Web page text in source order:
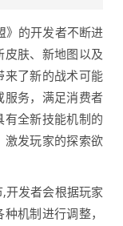
》的开发者不断进
肤、新地图以及
来了新的战术可能
服务，满足消费者
有全新技能机制的
激发玩家的探索欲
开发者会根据玩家
机制进行调整，